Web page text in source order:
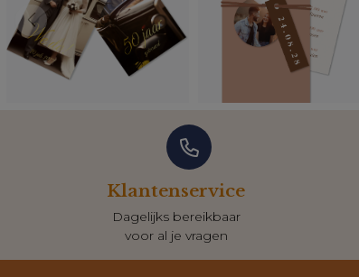
Klantenservice
Dagelijks bereikbaar
voor al je vragen